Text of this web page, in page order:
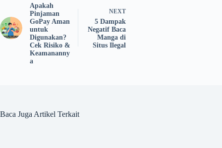
Apakah
Pinjaman
GoPay Aman
untuk
Digunakan?
Cek Risiko &
Keamananny
a
NEXT
5 Dampak
Negatif Baca
Manga di
Situs Ilegal
Baca Juga Artikel Terkait